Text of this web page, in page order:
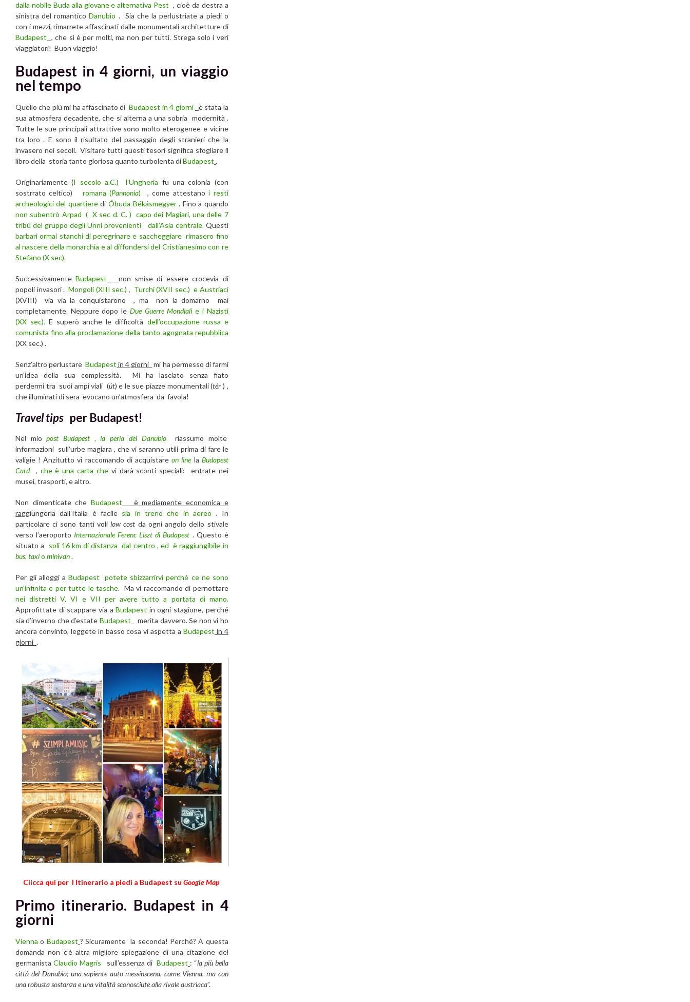
dalla nobile Buda alla giovane e alternativa Pest , cioè da destra a
sinistra del romanticoDanubio . Sia che la perlustriate a piedi o
con i mezzi, rimarrete affascinati dalle monumentali architetture di
Budapest , che sì è per molti, ma non per tutti. Strega solo i veri
viaggiatori! Buon viaggio!
Budapest in 4 giorni, un viaggio
nel tempo
Quello che più mi ha affascinato di Budapest in 4 giorni
è stata la
sua atmosfera decadente, che si alterna a una sobria modernità .
Tutte le sue principali attrattive sono molto eterogenee e vicine
tra loro . E sono il risultato del passaggio degli stranieri che la
invasero nei secoli. Visitare tutti questi tesori significa sfogliare il
libro della storia tanto gloriosa quanto turbolenta diBudapest ,
Originariamente (I secolo a.C.) l’Ungheria fu una colonia (con
sostrrato celtico)
romana (Pannonia) , come attestanoi resti
archeologici del quartieredi Óbuda-Békásmegyer. Fino a quando
non subentrò Arpad ( X sec d. C. ) capo dei Magiari, una delle 7
tribù del gruppo degli Unni provenienti dall’Asia centrale.Questi
barbari ormai stanchi di peregrinare e saccheggiare rimasero fino
al nascere della monarchia e al diffondersi del Cristianesimo con re
Stefano (X sec).
SuccessivamenteBudapest
non smise di essere crocevia di
popoli invasori .Mongoli (XIII sec.) , Turchi (XVII sec.) e Austriaci
(XVIII) via via la conquistarono , ma non la domarno mai
completamente. Neppure dopo le Due Guerre Mondiali e i Nazisti
(XX sec). E superò anche le difficoltà dell’occupazione russa e
comunista fino alla proclamazione della tanto agognata repubblica
(XX sec.) .
Senz’altro perlustareBudapest in 4 giorni mi ha permesso di farmi
un’idea della sua complessità. Mi ha lasciato senza fiato
perdermi tra suoi ampi viali (út) e le sue piazze monumentali (tér ) ,
che illuminati di sera evocano un’atmosfera da favola!
Travel tips per Budapest!
Nel mio post Budapest , la perla del Danubio
riassumo molte
informazioni sull’urbe magiara , che vi saranno utili prima di fare le
valigie ! Anzitutto vi raccomando di acquistareon line la Budapest
Card
, che è una carta che vi darà sconti speciali: entrate nei
musei, trasporti, e altro.
Non dimenticate che Budapest è mediamente economica e
raggiungerla dall’Italia è facile sia in treno che in aereo . In
particolare ci sono tanti volilow cost da ogni angolo dello stivale
verso l’aeroporto Internazionale Ferenc Liszt di Budapest . Questo è
situato a soli 16 km di distanza dal centro , ed è raggiungibile in
bus, taxio minivan.
Per gli alloggi aBudapest
potete sbizzarrirvi perché ce ne sono
un’infinita e per tutte le tasche. Ma vi raccomando di pernottare
nei distretti V, VI e VII per avere tutto a portata di mano.
Approfittate di scappare via aBudapest in ogni stagione, perché
sia d’inverno che d’estate Budapest
merita davvero. Se non vi ho
ancora convinto, leggete in basso cosa vi aspetta a Budapest in 4
giorni .
Clicca qui per I Itinerario a piedi a Budapest su Google Map
Primo itinerario. Budapest in 4
giorni
Vienna o Budapest ?Sicuramente la seconda! Perché? A questa
domanda non c’è altra migliore spiegazione di una citazione del
germanista Claudio Magris sull’essenza diBudapest : “la più bella
città del Danubio;una sapiente auto-messinscena, come Vienna, ma con
una robusta sostanza e una vitalità sconosciute alla rivale austriaca”.